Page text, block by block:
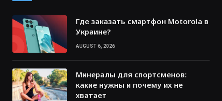
Где заказать смартфон Motorola в
Украине?
AUGUST 6, 2026
Минералы для спортсменов:
какие нужны и почему их не
хватает